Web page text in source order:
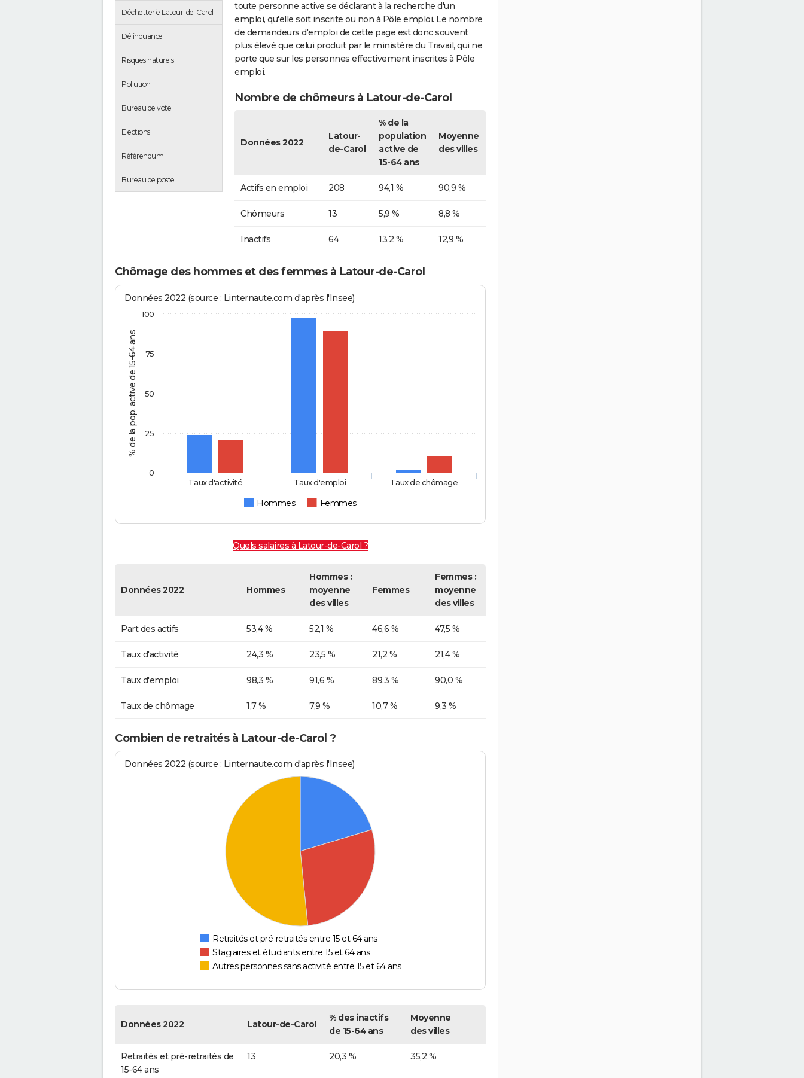
Déchetterie Latour-de-Carol
Délinquance
Risques naturels
Pollution
Bureau de vote
Elections
Référendum
Bureau de poste
toute personne active se déclarant à la recherche d'un
emploi, qu'elle soit inscrite ou non à Pôle emploi. Le nombre
de demandeurs d'emploi de cette page est donc souvent
plus élevé que celui produit par le ministère du Travail, qui ne
porte que sur les personnes effectivement inscrites à Pôle
emploi.
Nombre de chômeurs à Latour-de-Carol
Données 2022
Latour-
de-Carol
% de la
population
active de
15-64 ans
Moyenne
des villes
Actifs en emploi 208 94,1 % 90,9 %
Chômeurs 13 5,9 % 8,8 %
Inactifs 64 13,2 % 12,9 %
Chômage des hommes et des femmes à Latour-de-Carol
% de la pop. active de 15-64 ans
Données 2022 (source : Linternaute.com d'après l'Insee)
Hommes Femmes
Taux d'activité Taux d'emploi Taux de chômage
0
25
50
75
100
Quels salaires à Latour-de-Carol ?
Données 2022 Hommes
Hommes :
moyenne
des villes
Femmes
Femmes :
moyenne
des villes
Part des actifs 53,4 % 52,1 % 46,6 % 47,5 %
Taux d'activité 24,3 % 23,5 % 21,2 % 21,4 %
Taux d'emploi 98,3 % 91,6 % 89,3 % 90,0 %
Taux de chômage 1,7 % 7,9 % 10,7 % 9,3 %
Combien de retraités à Latour-de-Carol ?
Données 2022 (source : Linternaute.com d'après l'Insee)
Retraités et pré-retraités entre 15 et 64 ans
Stagiaires et étudiants entre 15 et 64 ans
Autres personnes sans activité entre 15 et 64 ans
Données 2022 Latour-de-Carol
% des inactifs
de 15-64 ans
Moyenne
des villes
Retraités et pré-retraités de
15-64 ans
13 20,3 % 35,2 %